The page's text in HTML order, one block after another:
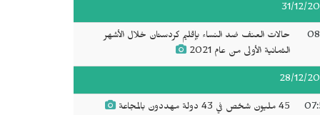
31/12/
حالات العنف ضد النساء بإقليم كردستان خلال الأشهر
الثمانية الأولى من عام 2021
28/12/
45 مليون شخص في 43 دولة مهددون بالمجاعة